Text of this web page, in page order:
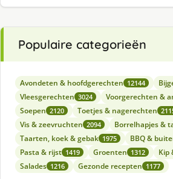
Populaire categorieën
Avondeten & hoofdgerechten 12144
Vleesgerechten 3024 Voorgerechten &
Soepen 2120 Toetjes & nagerechten
Vis & zeevruchten 2094 Borrelhapjes &
Taarten, koek & gebak 1975 BBQ &
Pasta & rijst 1419 Groenten 1312 Kip
Salades 1216 Gezonde recepten 1177